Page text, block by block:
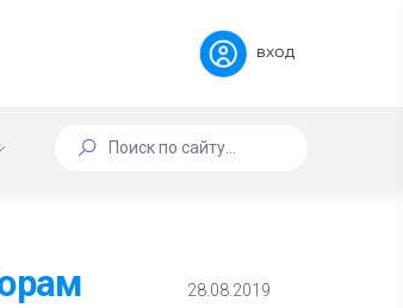
вход
28.08.2019